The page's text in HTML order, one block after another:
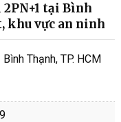
tại Bình
khu vực an ninh
Thạnh, TP. HCM